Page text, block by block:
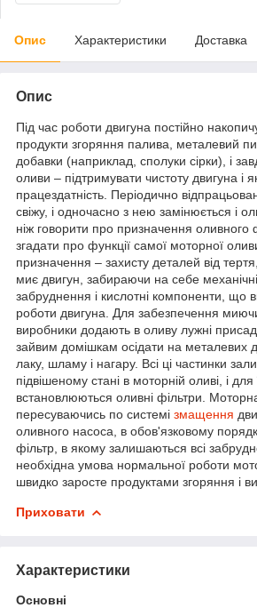
Опис Характеристики Доставка
Опис
Під час роботи двигуна постійно
продукти згоряння палива, металевий
добавки (наприклад, сполуки сірки), і
оливи – підтримувати чистоту двигуна і
працездатність. Періодично
свіжу, і одночасно з нею замінюється і
ніж говорити про призначення оливного
згадати про функції самої моторної
призначення – захисту деталей від
миє двигун, забираючи на себе механічні
забруднення і кислотні компоненти, що
роботи двигуна. Для забезпечення
виробники додають в оливу лужні
зайвим домішкам осідати на металевих
лаку, шламу і нагару. Всі ці частинки
підвішеному стані в моторній оливі, і для
встановлюються оливні фільтри.
пересуваючись по системі змащення
оливного насоса, в обов'язковому
фільтр, в якому залишаються всі
необхідна умова нормальної роботи
швидко заросте продуктами згоряння і
Приховати
Характеристики
Основні